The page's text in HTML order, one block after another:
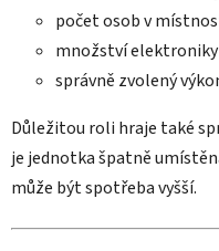
počet osob v
množství
správně zvolený
Důležitou roli hraje také
je jednotka špatně
může být spotřeba vyšší.